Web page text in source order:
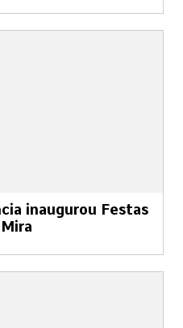
inaugurou Festas